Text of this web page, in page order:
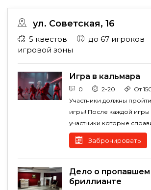
ул. Советская, 16
5 квестов до 67 игроков
игровой зоны
Игра в кальмара
0 2-20
От
Участники должны
игры! После каждой игры
участники которые
Забронировать
Дело о пропавшем
бриллианте